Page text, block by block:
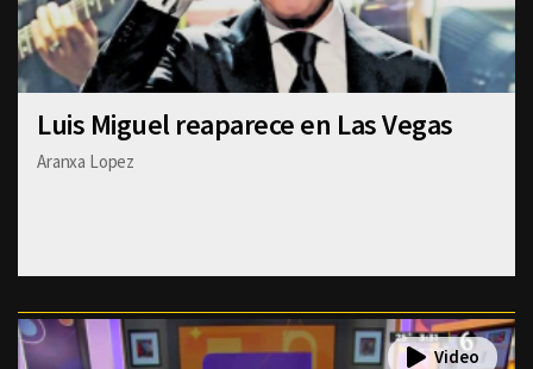
Luis Miguel reaparece en Las Vegas
Aranxa Lopez